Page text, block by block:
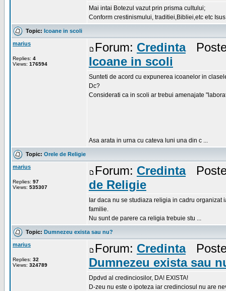
Mai intai Botezul vazut prin prisma cultului;
Conform crestinismului, traditiei,Bibliei,etc etc
Topic: Icoane in scoli
marius
Replies: 4
Views: 176594
Forum: Credinta
Icoane in scoli
Sunteti de acord cu expunerea icoanelor in
Dc?
Considerati ca in scoli ar trebui amenajate
Asa arata in urna cu cateva luni una din c ...
Topic: Orele de Religie
marius
Replies: 97
Views: 535307
Forum: Credinta
de Religie
Iar daca nu se studiaza religia in cadru
familie.
Nu sunt de parere ca religia trebuie stu ...
Topic: Dumnezeu exista sau nu?
marius
Replies: 32
Views: 324789
Forum: Credinta
Dumnezeu exista sau
Dpdvd al credinciosilor, DA! EXISTA!
D-zeu nu este o ipoteza iar credinciosul nu are